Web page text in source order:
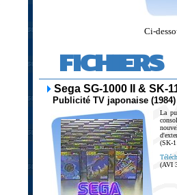
Ci-
FICHIERS
Sega SG-1000 II & SK-
Publicité TV japonaise (1984)
La
(SK-
(AVI